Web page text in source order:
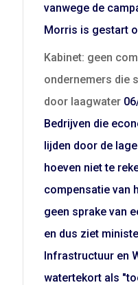
vanwege de
Morris is gestart
Kabinet: geen
ondernemers die
door laagwater
Bedrijven die
lijden door de
hoeven niet te
compensatie van
geen sprake van
en dus ziet
Infrastructuur en
watertekort als